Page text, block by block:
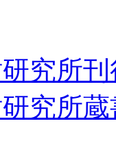
究所
究所